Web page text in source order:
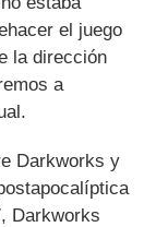
el juego
la dirección
a
Darkworks y
Darkworks